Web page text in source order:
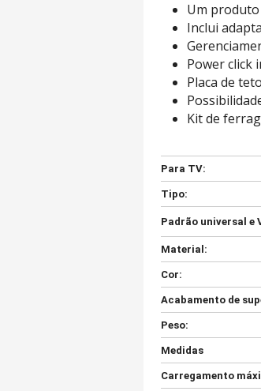
Um
Inclui
Power click
Placa de
Kit de
Para TV:
Tipo:
Padrão universal e
Material:
Cor:
Acabamento de
Peso:
Medidas
Carregamento